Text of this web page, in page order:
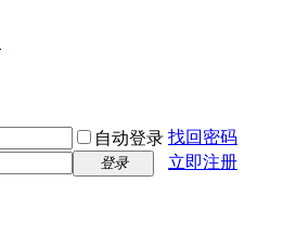
自动登录 找回密码
登录
立即注册